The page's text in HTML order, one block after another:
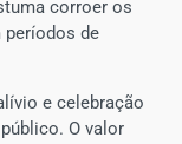
corroer os
de
e celebração
O valor